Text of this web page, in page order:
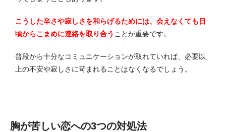
こうした辛さや寂しさを和らげるためには、会えなくても日
頃からこまめに連絡を取り合う ことが重要です。
普段から十分なコミュニケーションが取れていれば、必要以
上の不安や寂しさに苛まれることはなくなるでしょう。
胸が苦しい恋への3つの対処法